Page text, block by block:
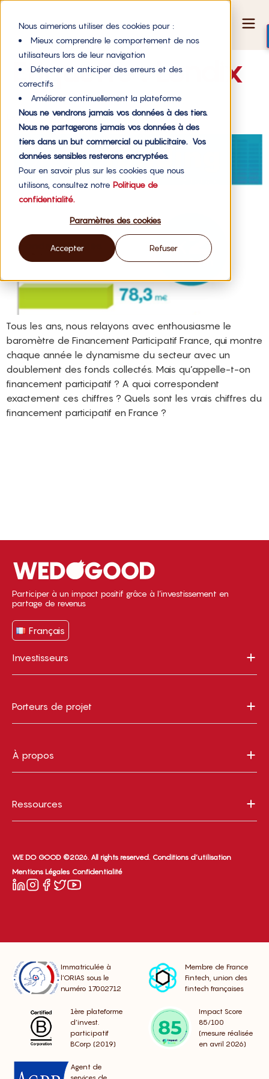
Nous aimerions utiliser des cookies pour :
Mieux comprendre le comportement de nos
utilisateurs lors de leur navigation
Détecter et anticiper des erreurs et des
correctifs
Améliorer continuellement la plateforme
Nous ne vendrons jamais vos données à des tiers.
Nous ne partagerons jamais vos données à des
tiers dans un but commercial ou publicitaire. Vos
données sensibles resterons encryptées.
Pour en savoir plus sur les cookies que nous
utilisons, consultez notre Politique de
confidentialité.
Paramètres des cookies
Accepter Refuser
Étiquette :Lendix
Les vrais chiffres du financement participatif en France
Tous les ans, nous relayons avec enthousiasme le
baromètre de Financement Participatif France, qui montre
chaque année le dynamisme du secteur avec un
doublement des fonds collectés. Mais qu’appelle-t-on
financement participatif ? A quoi correspondent
exactement ces chiffres ? Quels sont les vrais chiffres du
financement participatif en France ?
Participer à un impact positif grâce à l’investissement en
partage de revenus
Français
Investisseurs
Porteurs de projet
À propos
Ressources
WE DO GOOD ©2026. All rights reserved. Conditions d’utilisation
Mentions Légales Confidentialité
Immatriculée à
l’ORIAS sous le
numéro 17002712
Membre de France
Fintech, union des
fintech françaises
1ère plateforme
d’invest.
participatif
BCorp (2019)
Impact Score
85/100
(mesure réalisée
en avril 2026)
Agent de